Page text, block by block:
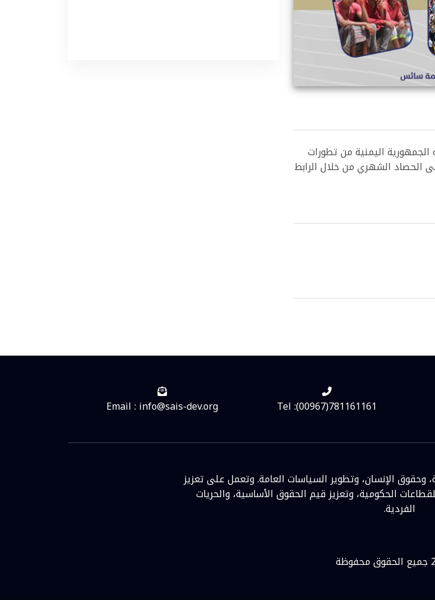
اليمنية من تطورات
خلال شهر أبريل 2026م.للاطلاع على الحصاد الشهري من خلال الرابط
Tel :(00967)781161161
Email : info@sais-dev.org
وحقوق الإنسان، وتطوير السياسات العامة. وتعمل على تعزيز
الحكومية، وتعزيز قيم الحقوق الأساسية، والحريات
الفردية.